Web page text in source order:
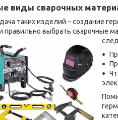
виды сварочных
таких изделий – создание
правильно выбрать сварочные